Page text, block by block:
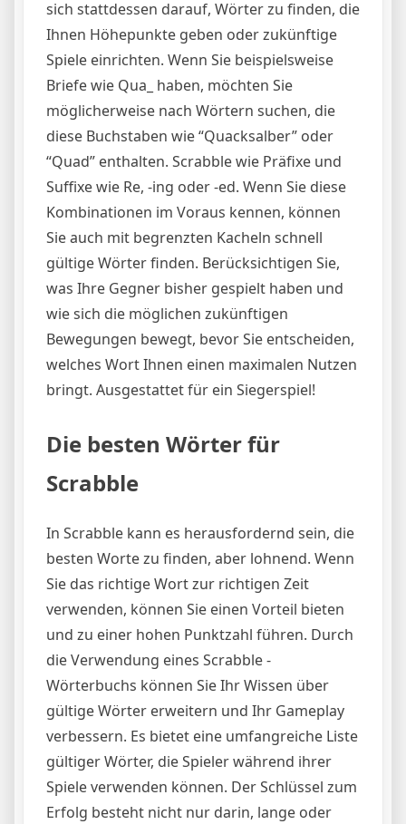
sich stattdessen darauf, Wörter zu finden, die
Ihnen Höhepunkte geben oder zukünftige
Spiele einrichten. Wenn Sie beispielsweise
Briefe wie Qua_ haben, möchten Sie
möglicherweise nach Wörtern suchen, die
diese Buchstaben wie “Quacksalber” oder
“Quad” enthalten. Scrabble wie Präfixe und
Suffixe wie Re, -ing oder -ed. Wenn Sie diese
Kombinationen im Voraus kennen, können
Sie auch mit begrenzten Kacheln schnell
gültige Wörter finden. Berücksichtigen Sie,
was Ihre Gegner bisher gespielt haben und
wie sich die möglichen zukünftigen
Bewegungen bewegt, bevor Sie entscheiden,
welches Wort Ihnen einen maximalen Nutzen
bringt. Ausgestattet für ein Siegerspiel!
Die besten Wörter für
Scrabble
In Scrabble kann es herausfordernd sein, die
besten Worte zu finden, aber lohnend. Wenn
Sie das richtige Wort zur richtigen Zeit
verwenden, können Sie einen Vorteil bieten
und zu einer hohen Punktzahl führen. Durch
die Verwendung eines Scrabble -
Wörterbuchs können Sie Ihr Wissen über
gültige Wörter erweitern und Ihr Gameplay
verbessern. Es bietet eine umfangreiche Liste
gültiger Wörter, die Spieler während ihrer
Spiele verwenden können. Der Schlüssel zum
Erfolg besteht nicht nur darin, lange oder